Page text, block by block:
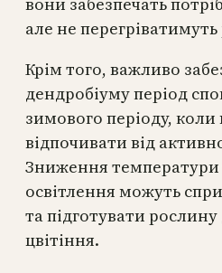
але не
Крім того, важливо
дендробіуму період
зимового періоду,
відпочивати від
Зниження температури
освітлення можуть
та підготувати
цвітіння.